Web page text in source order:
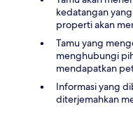
kedatangan
properti akan
Tamu yang
menghubungi
mendapatkan
Informasi yang
diterjemahkan